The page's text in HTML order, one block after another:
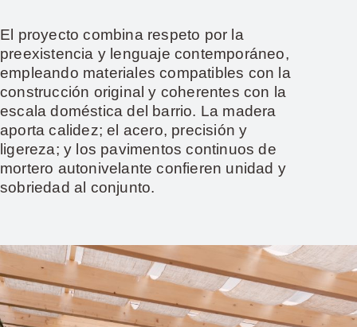
El proyecto combina respeto por la
preexistencia y lenguaje contemporáneo,
empleando materiales compatibles con la
construcción original y coherentes con la
escala doméstica del barrio. La madera
aporta calidez; el acero, precisión y
ligereza; y los pavimentos continuos de
mortero autonivelante confieren unidad y
sobriedad al conjunto.